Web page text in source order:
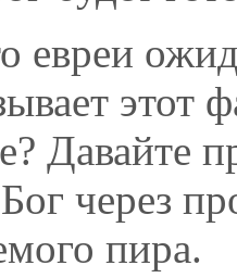
евреи
этот
Давайте
через
пира.